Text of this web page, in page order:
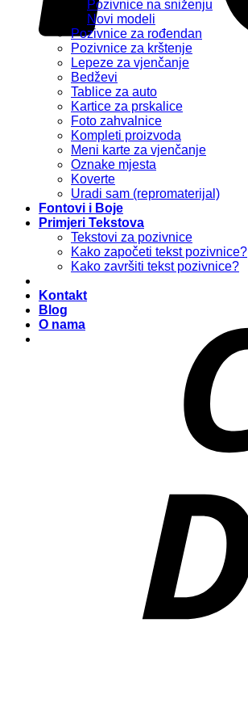
Pozivnice na sniženju
Novi modeli
Pozivnice za rođendan
Pozivnice za krštenje
Lepeze za vjenčanje
Bedževi
Tablice za auto
Kartice za prskalice
Foto zahvalnice
Kompleti proizvoda
Meni karte za vjenčanje
Oznake mjesta
Koverte
Uradi sam (repromaterijal)
Fontovi i Boje
Primjeri Tekstova
Tekstovi za pozivnice
Kako započeti tekst pozivnice?
Kako završiti tekst pozivnice?
Kontakt
Blog
O nama